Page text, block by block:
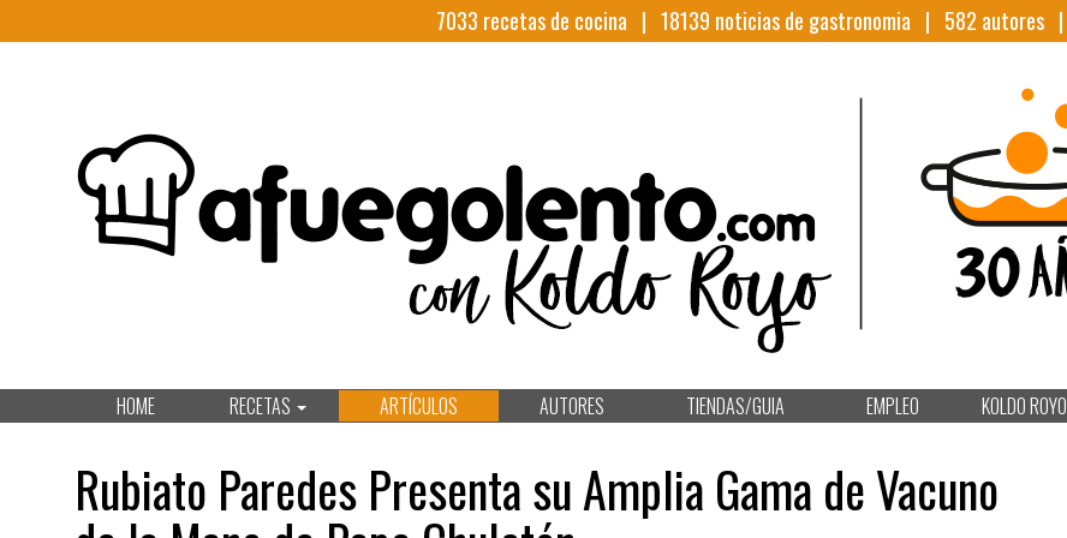
7033 recetas de cocina | 18139 noticias de gastronomia | 582 autores |
HOME RECETAS ARTÍCULOS AUTORES TIENDAS/GUIA EMPLEO KOLDO ROYO
Rubiato Paredes Presenta su Amplia Gama de Vacuno